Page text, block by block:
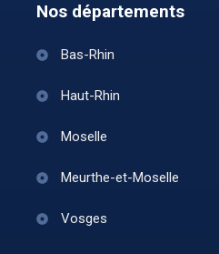
Nos départements
Bas-Rhin
Haut-Rhin
Moselle
Meurthe-et-Moselle
Vosges